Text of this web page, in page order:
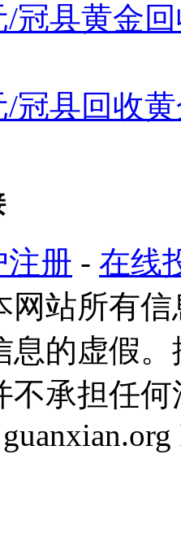
/冠县黄金
/冠县回收
注册 - 在线
网站所有
息的虚假
不承担任